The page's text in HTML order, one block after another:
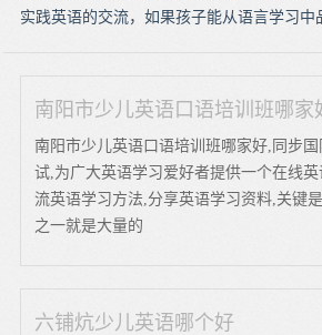
实践英语的交流，如果孩子能从语言学习中
南阳市少儿英语口语培训班哪家
南阳市少儿英语口语培训班哪家好,同步
试,为广大英语学习爱好者提供一个在线
流英语学习方法,分享英语学习资料,关键
之一就是大量的
六铺炕少儿英语哪个好